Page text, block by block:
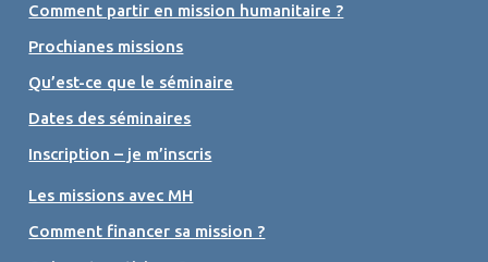
Comment partir en mission humanitaire ?
Prochianes missions
Qu’est-ce que le séminaire
Dates des séminaires
Inscription – je m’inscris
Les missions avec MH
Comment financer sa mission ?